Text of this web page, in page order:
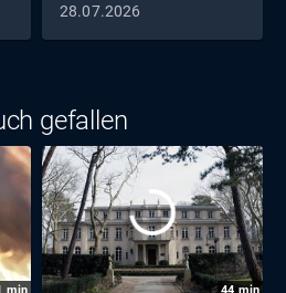
28.07.2026
gefallen
min 44 min